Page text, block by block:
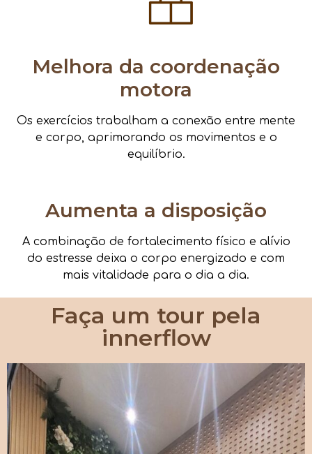
Melhora da coordenação
motora
Os exercícios trabalham a conexão entre mente
e corpo, aprimorando os movimentos e o
equilíbrio.
Aumenta a disposição
A combinação de fortalecimento físico e alívio
do estresse deixa o corpo energizado e com
mais vitalidade para o dia a dia.
Faça um tour pela
innerflow